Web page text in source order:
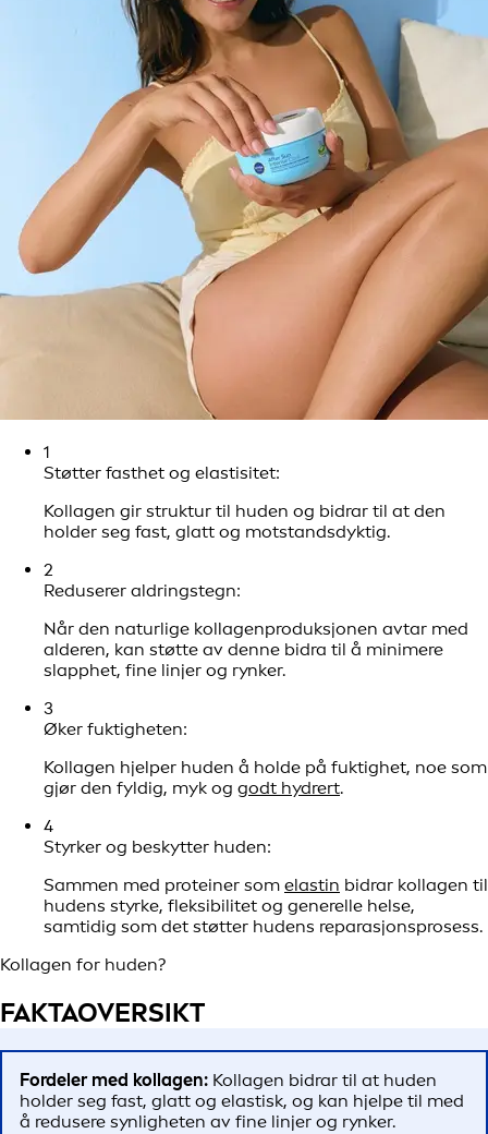
1
Støtter fasthet og elastisitet:
Kollagen gir struktur til huden og bidrar til at den
holder seg fast, glatt og motstandsdyktig.
2
Reduserer aldringstegn:
Når den naturlige kollagenproduksjonen avtar med
alderen, kan støtte av denne bidra til å minimere
slapphet, fine linjer og rynker.
3
Øker fuktigheten:
Kollagen hjelper huden å holde på fuktighet, noe som
gjør den fyldig, myk og godt hydrert.
4
Styrker og beskytter huden:
Sammen med proteiner som elastin bidrar kollagen til
hudens styrke, fleksibilitet og generelle helse,
samtidig som det støtter hudens reparasjonsprosess.
Kollagen for huden?
FAKTAOVERSIKT
Fordeler med kollagen: Kollagen bidrar til at huden
holder seg fast, glatt og elastisk, og kan hjelpe til med
å redusere synligheten av fine linjer og rynker.